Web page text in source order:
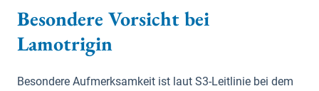
Besondere Vorsicht bei
Lamotrigin
Besondere Aufmerksamkeit ist laut S3-Leitlinie bei dem